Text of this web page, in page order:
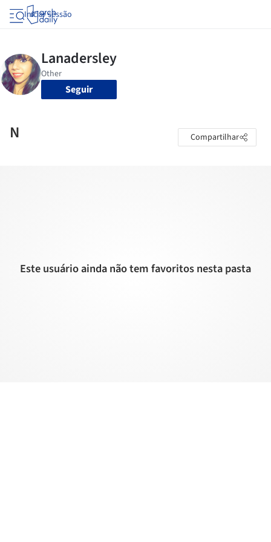
Iniciar sessão
Seguir
N Compartilhar
Este usuário ainda não tem favoritos nesta pasta